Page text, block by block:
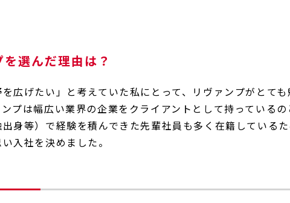
を選んだ理由は？
を広げたい」と考えていた私にとって、リヴァンプがとて
プは幅広い業界の企業をクライアントとして持っている
身等）で経験を積んできた先輩社員も多く在籍している
入社を決めました。